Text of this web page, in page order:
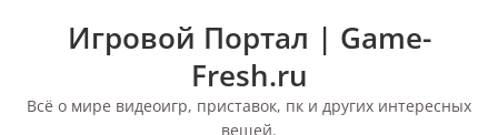
Игровой Портал | Game-
Fresh.ru
Всё о мире видеоигр, приставок, пк и других интересных
вещей.